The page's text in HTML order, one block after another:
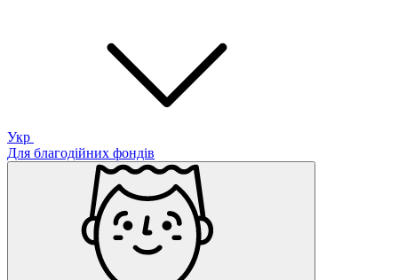
Укр
Для благодійних фондів